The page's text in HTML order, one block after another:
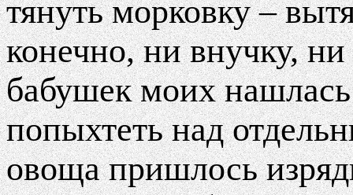
тянуть морковку –
конечно, ни внучку,
бабушек моих
попыхтеть над
овоща пришлось